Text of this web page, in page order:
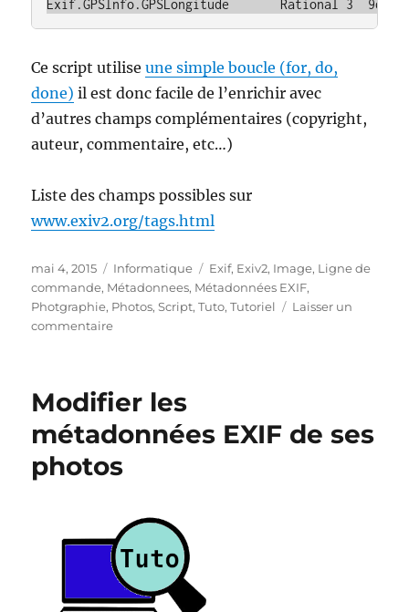
Exif.GPSInfo.GPSLongitude       Rational 3  9deg
Ce script utiliseune simple boucle (for, do,
done) il est donc facile de l’enrichir avec
d’autres champs complémentaires (copyright,
auteur, commentaire, etc…)
Liste des champs possibles sur
www.exiv2.org/tags.html
Publié
le
mai 4, 2015 Catégories
Informatique Étiquettes
Exif, Exiv2, Image, Ligne de
commande, Métadonnees, Métadonnées EXIF,
Photgraphie, Photos,Script,Tuto,Tutoriel
Laisser un
commentairesur
GPS
EXIF
avec
exiv2
Modifier les
métadonnées EXIF de ses
photos